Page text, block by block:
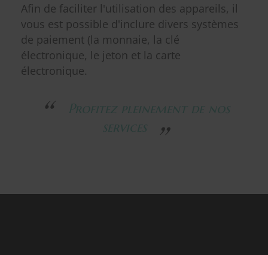
Afin de faciliter l'utilisation des appareils, il
vous est possible d'inclure divers systèmes
de paiement (la monnaie, la clé
électronique, le jeton et la carte
électronique.
Profitez pleinement de nos
services